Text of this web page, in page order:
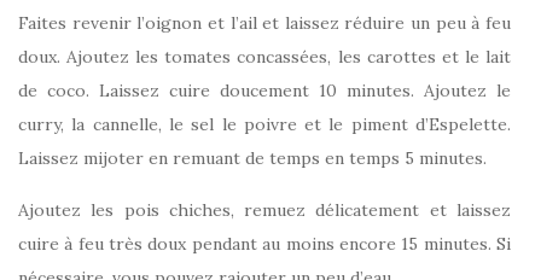
Faites revenir l’oignon et l’ail et laissez réduire un peu à feu
doux. Ajoutez les tomates concassées, les carottes et le lait
de coco. Laissez cuire doucement 10 minutes. Ajoutez le
curry, la cannelle, le sel le poivre et le piment d’Espelette.
Laissez mijoter en remuant de temps en temps 5 minutes.
Ajoutez les pois chiches, remuez délicatement et laissez
cuire à feu très doux pendant au moins encore 15 minutes. Si